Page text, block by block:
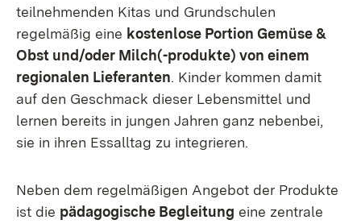
teilnehmenden Kitas und Grundschulen
regelmäßig eine kostenlose Portion Gemüse &
Obst und/oder Milch(-produkte) von einem
regionalen Lieferanten. Kinder kommen damit
auf den Geschmack dieser Lebensmittel und
lernen bereits in jungen Jahren ganz nebenbei,
sie in ihren Essalltag zu integrieren.
Neben dem regelmäßigen Angebot der Produkte
ist die pädagogische Begleitung eine zentrale